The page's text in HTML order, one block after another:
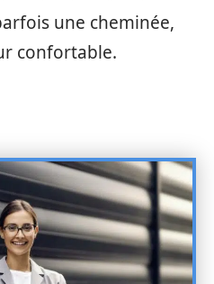
une cheminée,
confortable.